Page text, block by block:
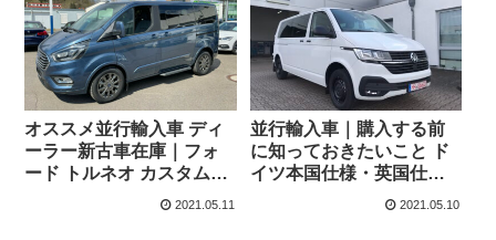
オススメ並行輸入車 ディ
ーラー新古車在庫｜フォ
ード トルネオ カスタム
2021.05.11
並行輸入車｜購入する前
に知っておきたいこと ド
イツ本国仕様・英国仕様
と続々の完成報告/ ドイツ
2021.05.10